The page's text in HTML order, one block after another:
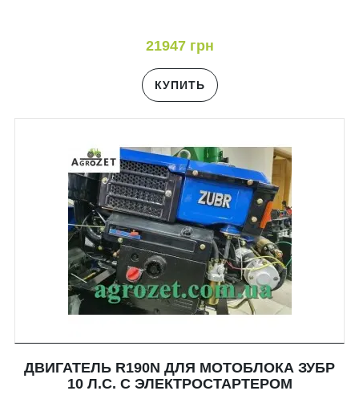
21947 грн
КУПИТЬ
ДВИГАТЕЛЬ R190N ДЛЯ МОТОБЛОКА ЗУБР
10 Л.С. С ЭЛЕКТРОСТАРТЕРОМ